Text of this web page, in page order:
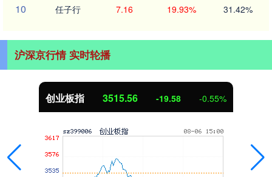
10 任子行 7.16 19.93% 31.42%
沪深京行情 实时轮播
创业板指 3515.56 -19.58 -0.55%